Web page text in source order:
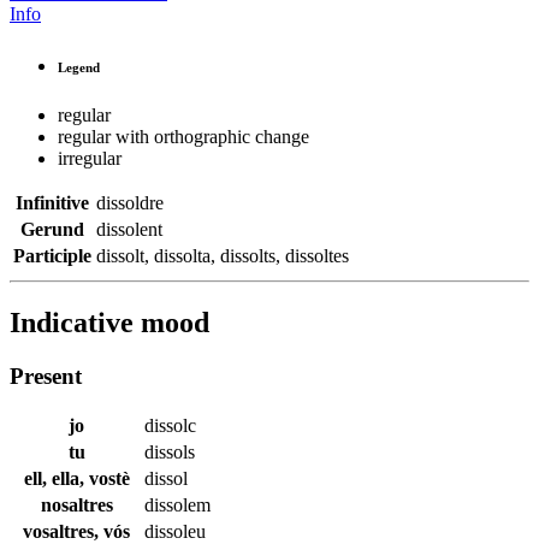
Info
Legend
regular
regular with orthographic change
irregular
Infinitive dissoldre
Gerund
dissolent
Participle dissolt, dissolta, dissolts, dissoltes
Indicative mood
Present
jo
dissolc
tu
dissols
ell, ella, vostè
dissol
nosaltres
dissolem
vosaltres, vós
dissoleu